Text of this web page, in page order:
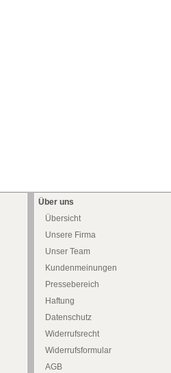
Über uns
Übersicht
Unsere Firma
Unser Team
Kundenmeinungen
Pressebereich
Haftung
Datenschutz
Widerrufsrecht
Widerrufsformular
AGB